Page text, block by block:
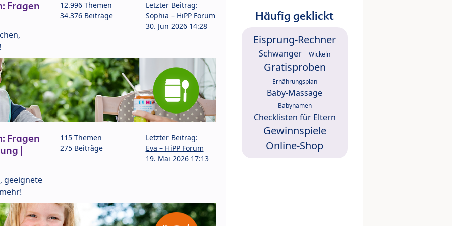
Fragen
12.996 Themen
34.376 Beiträge
Letzter Beitrag:
Sophia – HiPP Forum
30. Jun 2026 14:28
Fragen
|
geeignete
115 Themen
275 Beiträge
Letzter Beitrag:
Eva – HiPP Forum
19. Mai 2026 17:13
Häufig geklickt
Eisprung-Rechner
Schwanger Wickeln
Gratisproben
Ernährungsplan
Baby-Massage
Babynamen
Checklisten für Eltern
Gewinnspiele
Online-Shop